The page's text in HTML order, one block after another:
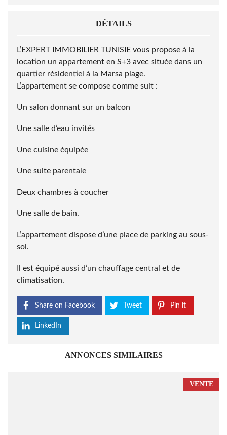
DÉTAILS
L’EXPERT IMMOBILIER TUNISIE vous propose à la
location un appartement en S+3 avec située dans un
quartier résidentiel à la Marsa plage.
L’appartement se compose comme suit :
Un salon donnant sur un balcon
Une salle d’eau invités
Une cuisine équipée
Une suite parentale
Deux chambres à coucher
Une salle de bain.
L’appartement dispose d’une place de parking au sous-
sol.
Il est équipé aussi d’un chauffage central et de
climatisation.
Share on Facebook Tweet Pin it
LinkedIn
ANNONCES SIMILAIRES
VENTE